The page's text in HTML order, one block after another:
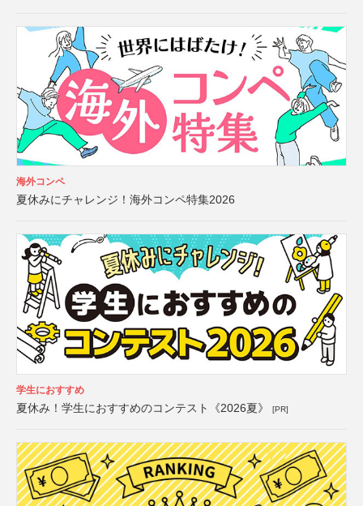
海外コンペ
夏休みにチャレンジ！海外コンペ特集2026
学生におすすめ
夏休み！学生におすすめのコンテスト《2026夏》 [PR]